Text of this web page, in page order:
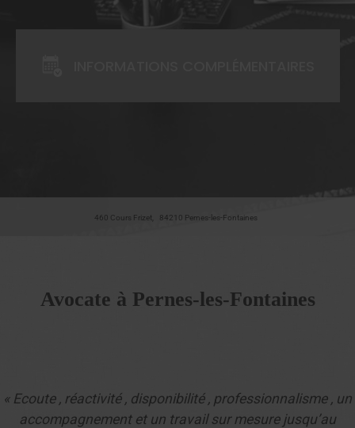
460 Cours Frizet, 84210 Pernes-les-Fontaines
Avocate à Pernes-les-Fontaines
« Ecoute , réactivité , disponibilité , professionnalisme , un
accompagnement et un travail sur mesure jusqu’au